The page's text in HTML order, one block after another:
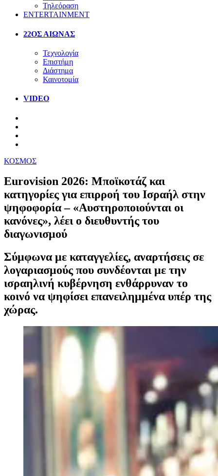
Τηλεόραση
ENTERTAINMENT
22ΟΣ ΑΙΩΝΑΣ
Τεχνολογία
Επιστήμη
Διάστημα
Καινοτομία
VIDEO
ΚΟΣΜΟΣ
Eurovision 2026: Μποϊκοτάζ και
κατηγορίες για επιρροή του Ισραήλ στην
ψηφοφορία – «Αυστηροποιούνται οι
κανόνες», λέει ο διευθυντής του
διαγωνισμού
Σύμφωνα με καταγγελίες, αναρτήσεις σε
λογαριασμούς που συνδέονται με την
ισραηλινή κυβέρνηση ενθάρρυναν το
κοινό να ψηφίσει επανειλημμένα υπέρ της
χώρας.